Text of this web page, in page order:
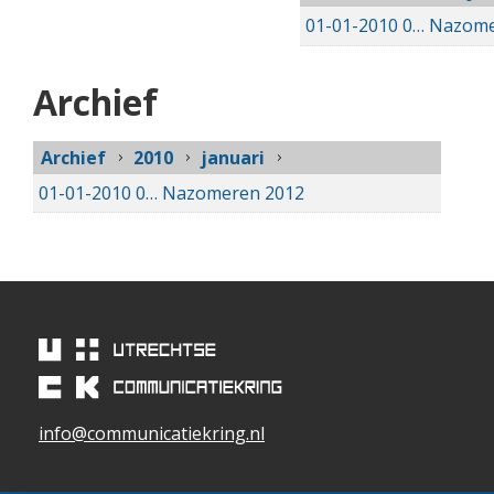
01-01-2010 01-01-2010 00:00
Archief
Archief 2010
januari
01-01-2010 01-01-2010 00:00 Nazomeren 2012
info@communicatiekring.nl